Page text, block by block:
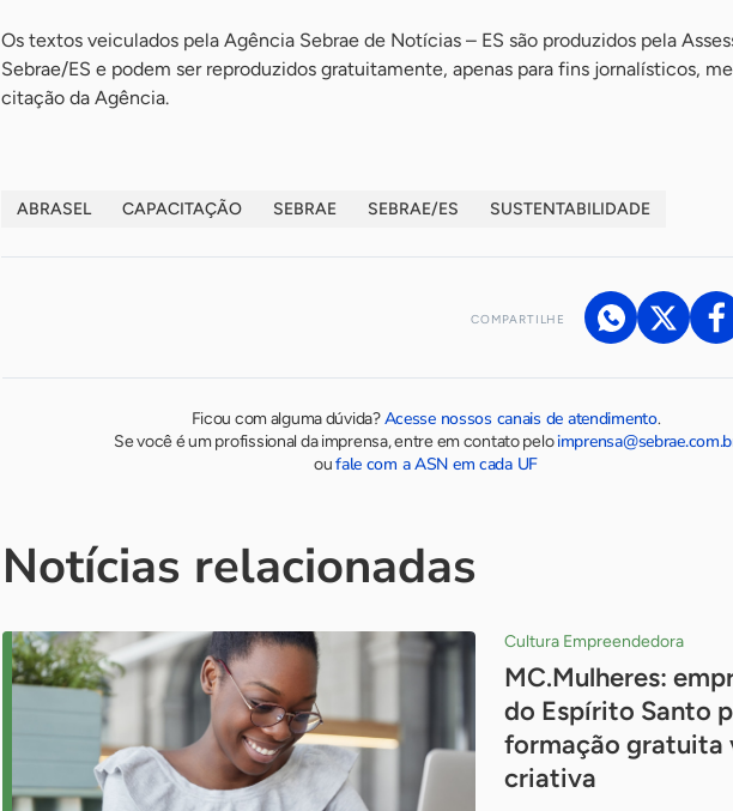
Os textos veiculados pela Agência Sebrae de Notícias – ES são produzidos pela
Sebrae/ES e podem ser reproduzidos gratuitamente, apenas para fins jornalísticos,
citação da Agência.
ABRASEL CAPACITAÇÃO SEBRAE SEBRAE/ES SUSTENTABILIDADE
COMPARTILHE
Ficou com alguma dúvida?Acesse nossos canais de atendimento.
Se você é um profissional da imprensa, entre em contato pelo
oufale com a ASN em cada UF
Notícias relacionadas
Cultura Empreendedora
MC.Mulheres:
do Espírito Santo
formação gratuita
criativa